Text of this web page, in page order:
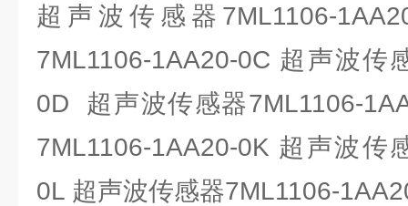
超声波传感器7ML1106-
7ML1106-1AA20-0C 超声波传
0D 超声波传感器7ML1106-
7ML1106-1AA20-0K 超声波传
0L 超声波传感器7ML1106-